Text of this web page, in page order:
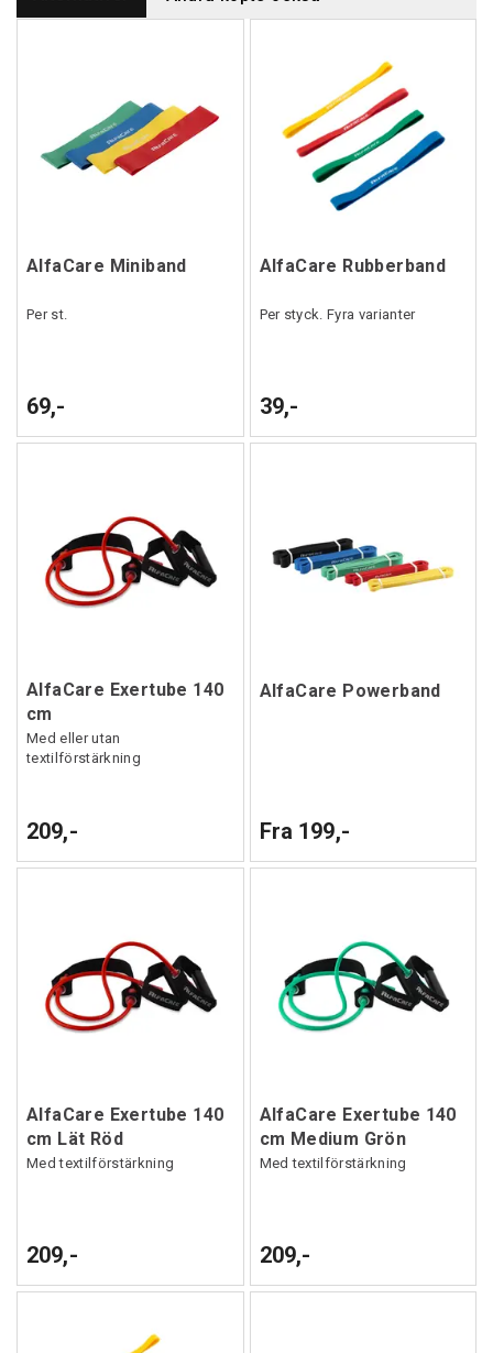
AlfaCare Miniband
Per st.
69,-
AlfaCare Rubberband
Per styck. Fyra varianter
39,-
AlfaCare Exertube 140
cm
Med eller utan
textilförstärkning
209,-
AlfaCare Powerband
Fra 199,-
AlfaCare Exertube 140
cm Lät Röd
Med textilförstärkning
209,-
AlfaCare Exertube 140
cm Medium Grön
Med textilförstärkning
209,-